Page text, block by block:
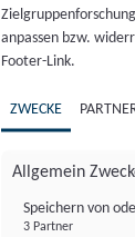
anpassen bzw.
Footer-Link.
ZWECKE
Allgemein
Speichern von
3 Partner